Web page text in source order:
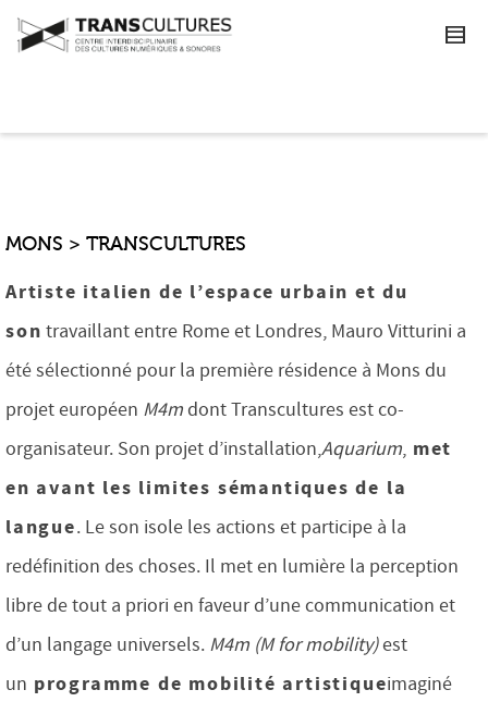
MONS > TRANSCULTURES
Artiste italien de l’espace urbain et du
son travaillant entre Rome et Londres, Mauro Vitturini a
été sélectionné pour la première résidence à Mons du
projet européen M4mdont Transcultures est co-
organisateur. Son projet d’installation,Aquarium, met
en avant les limites sémantiques de la
langue. Le son isole les actions et participe à la
redéfinition des choses. Il met en lumière la perception
libre de tout a priori en faveur d’une communication et
d’un langage universels. M4m (M for mobility)est
un programme de mobilité artistiqueimaginé